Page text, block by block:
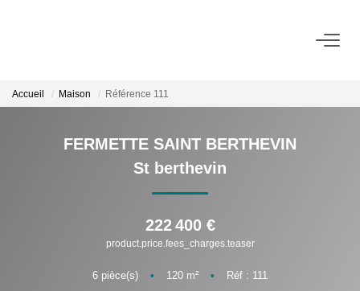
Immobilier D'entreprise
LOCATIONS
Immobilier D'habitation
Accueil Maison Référence 111
FERMETTE SAINT BERTHEVIN
St berthevin
222 400 €
product.price.fees_charges.teaser
6 pièce(s) • 120 m² • Réf : 111